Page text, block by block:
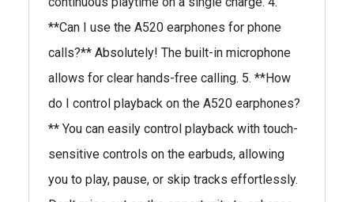
**Can I use the A520 earphones for phone
calls?** Absolutely! The built-in microphone
allows for clear hands-free calling. 5. **How
do I control playback on the A520 earphones?
** You can easily control playback with touch-
sensitive controls on the earbuds, allowing
you to play, pause, or skip tracks effortlessly.